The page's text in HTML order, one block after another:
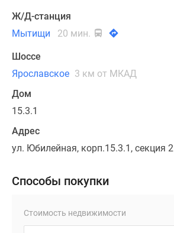
Ж/Д-станция
Мытищи
20 мин.
Шоссе
Ярославское 3 км от МКАД
Дом
15.3.1
Адрес
ул. Юбилейная, корп.15.3.1, секция 2
Способы покупки
Стоимость недвижимости